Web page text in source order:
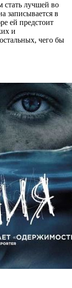
стать лучшей во
записывается в
ей предстоит
и
чего бы